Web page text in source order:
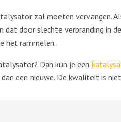
zal moeten vervangen.
dat door slechte verbranding
het rammelen.
Dan kun je een
een nieuwe. De kwaliteit is